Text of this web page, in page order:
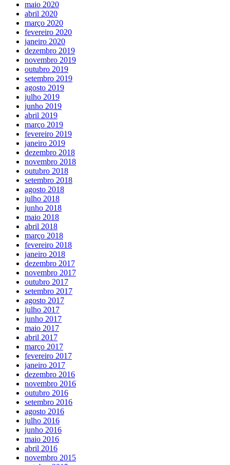
maio 2020
abril 2020
março 2020
fevereiro 2020
janeiro 2020
dezembro 2019
novembro 2019
outubro 2019
setembro 2019
agosto 2019
julho 2019
junho 2019
abril 2019
março 2019
fevereiro 2019
janeiro 2019
dezembro 2018
novembro 2018
outubro 2018
setembro 2018
agosto 2018
julho 2018
junho 2018
maio 2018
abril 2018
março 2018
fevereiro 2018
janeiro 2018
dezembro 2017
novembro 2017
outubro 2017
setembro 2017
agosto 2017
julho 2017
junho 2017
maio 2017
abril 2017
março 2017
fevereiro 2017
janeiro 2017
dezembro 2016
novembro 2016
outubro 2016
setembro 2016
agosto 2016
julho 2016
junho 2016
maio 2016
abril 2016
novembro 2015